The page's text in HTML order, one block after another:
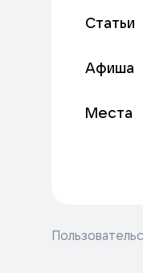
Статьи
Афиша
Места